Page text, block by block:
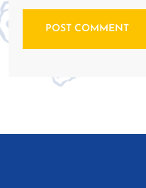
POST COMMENT